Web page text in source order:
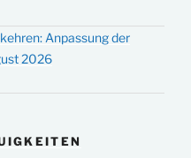
Anpassung der
2026